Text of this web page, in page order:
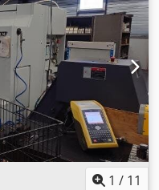
1 / 11